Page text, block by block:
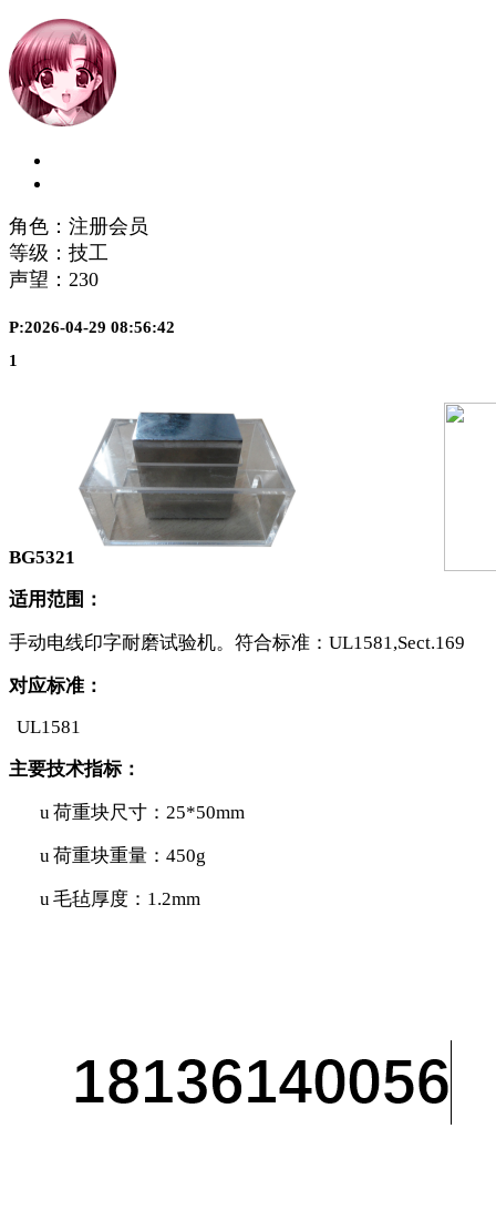
角色：注册会员
等级：技工
声望： 230
P:2026-04-29 08:56:42
1
BG5321
适用范围：
手动电线印字耐磨试验机。符合标准： UL1581,Sect.169
对应标准：
UL1581
主要技术指标：
u 荷重块尺寸： 25*50mm
u 荷重块重量： 450g
u 毛毡厚度： 1.2mm